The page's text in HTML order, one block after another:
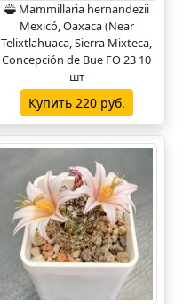
Mammillaria hernandezii
Mexicó, Oaxaca (Near
Telixtlahuaca, Sierra Mixteca,
Concepción de Bue FO 23 10
шт
Купить 220 руб.